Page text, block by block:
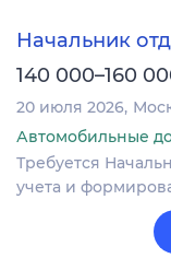
Начальник
140 000–160
20 июля 2026
Автомобильные
Требуется
учета и